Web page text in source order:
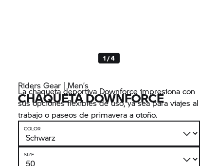
1 / 4
Riders Gear | Men’s
CHAQUETA DOWNFORCE
La chaqueta deportiva Downforce impresiona con
sus opciones flexibles de uso, ya sea para viajes al
trabajo o paseos de primavera a otoño.
COLOR
SIZE